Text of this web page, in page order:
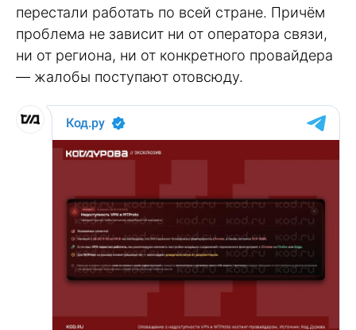
перестали работать по всей стране. Причём
проблема не зависит ни от оператора связи,
ни от региона, ни от конкретного провайдера
— жалобы поступают отовсюду.